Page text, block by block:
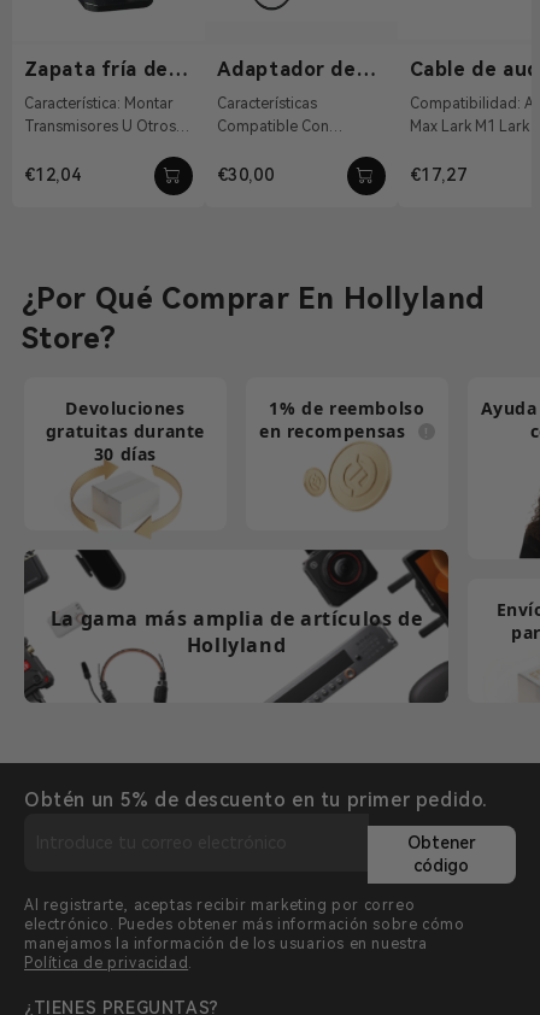
Zapata fría de
1/4"-20
Característica: Montar
Transmisores U Otros
Aleación De Alumi...
€12,04
Adaptador de
corriente CC de
12 V/2 A
Características
Compatible Con
Inalámbrico , Pyro S ,
Pyro H 12 VCC Con Co...
€30,00
Cable de
de 3,5 mm a
XLR
Compatibilidad: Alondra
Max Lark M1 Lark
Convierta La
€17,27
¿Por Qué Comprar En Hollyland
Store?
Devoluciones
gratuitas durante
30 días
1% de reembolso
en recompensas
La gama más amplia de artículos de
Hollyland
Obtén un 5% de descuento en tu primer pedido.
Obtener
código
Al registrarte, aceptas recibir marketing por correo
electrónico. Puedes obtener más información sobre cómo
manejamos la información de los usuarios en nuestra
Política de privacidad .
¿TIENES PREGUNTAS?